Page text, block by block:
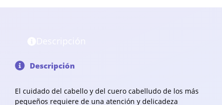
Descripción
El cuidado del cabello y del cuero cabelludo de los más
pequeños requiere de una atención y delicadeza